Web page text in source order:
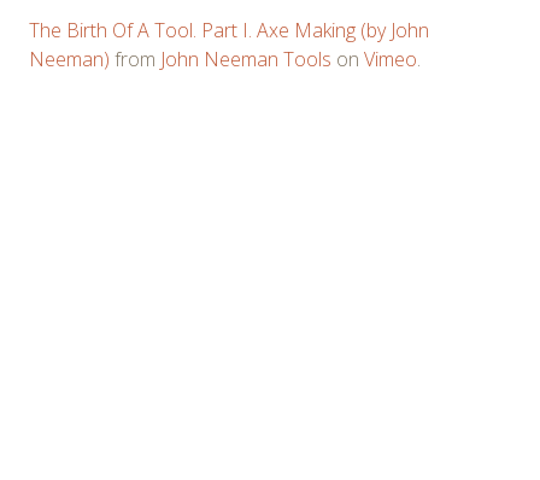
The Birth Of A Tool. Part I. Axe Making (by John
Neeman) from John Neeman Tools on Vimeo.